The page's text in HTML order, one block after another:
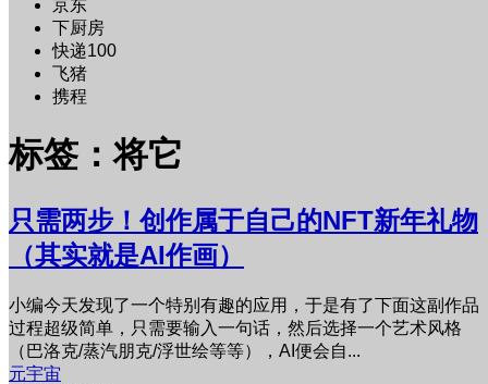
京东
下厨房
快递100
飞猪
携程
标签：将它
只需两步！创作属于自己的NFT新年礼物
（其实就是AI作画）
小编今天发现了一个特别有趣的应用，于是有了下面这副作品
过程超级简单，只需要输入一句话，然后选择一个艺术风格
（巴洛克/蒸汽朋克/浮世绘等等），AI便会自...
元宇宙